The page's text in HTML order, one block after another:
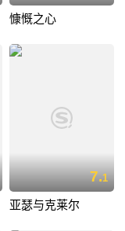
慷慨之心
7.1
亚瑟与克莱尔